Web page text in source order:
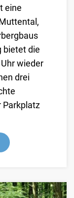
eine
bietet die
wieder
drei
Parkplatz